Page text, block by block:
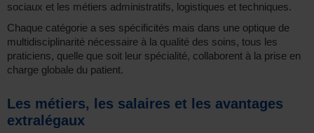
sociaux et les métiers administratifs, logistiques et techniques.
Chaque catégorie a ses spécificités mais dans une optique de
multidisciplinarité nécessaire à la qualité des soins, tous les
praticiens, quelle que soit leur spécialité, collaborent à la prise en
charge globale du patient.
Les métiers, les salaires et les avantages
extralégaux